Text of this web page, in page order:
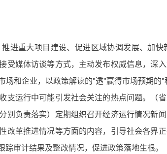
重大项目建设、促进区域协调发展、加快
受媒体访谈等方式，主动发布权威信息，深
和企业，以政策解读的"透"赢得市场预期
支运行中可能引发社会关注的热点问题。（
别负责落实）定期组织召开经济运行情况新
改革推进情况等方面的内容，引导社会各界
审计结果及整改情况，促进政策落地生根。